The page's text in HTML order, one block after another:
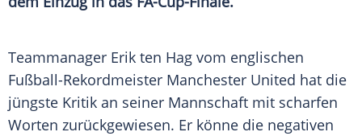
Teammanager Erik ten Hag vom englischen
Fußball-Rekordmeister Manchester United hat die
jüngste Kritik an seiner Mannschaft mit scharfen
Worten zurückgewiesen. Er könne die negativen